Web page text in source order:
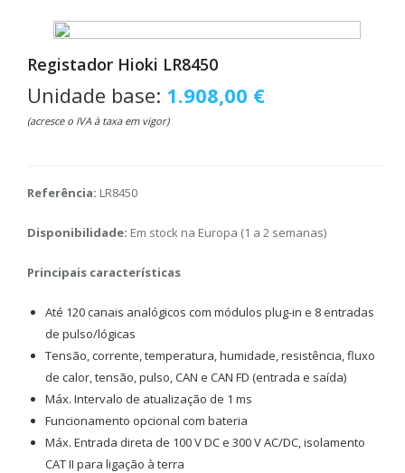
Registador Hioki LR8450
Unidade base: 1.908,00 €
(acresce o IVA à taxa em vigor)
Referência: LR8450
Disponibilidade: Em stock na Europa (1 a 2 semanas)
Principais características
Até 120 canais analógicos com módulos plug-in e 8 entradas
de pulso/lógicas
Tensão, corrente, temperatura, humidade, resistência, fluxo
de calor, tensão, pulso, CAN e CAN FD (entrada e saída)
Máx. Intervalo de atualização de 1 ms
Funcionamento opcional com bateria
Máx. Entrada direta de 100 V DC e 300 V AC/DC, isolamento
CAT II para ligação à terra